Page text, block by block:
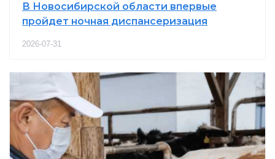
В Новосибирской области впервые
пройдет ночная диспансеризация
2026-07-31